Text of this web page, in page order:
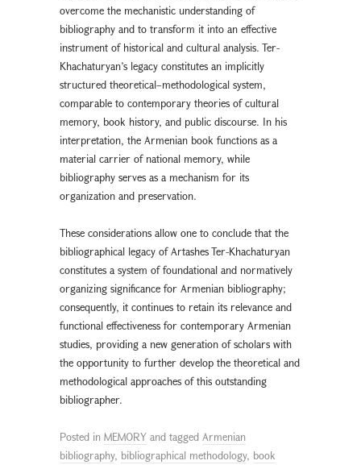
overcome the mechanistic understanding of
bibliography and to transform it into an effective
instrument of historical and cultural analysis. Ter-
Khachaturyan’s legacy constitutes an implicitly
structured theoretical–methodological system,
comparable to contemporary theories of cultural
memory, book history, and public discourse. In his
interpretation, the Armenian book functions as a
material carrier of national memory, while
bibliography serves as a mechanism for its
organization and preservation.
These considerations allow one to conclude that the
bibliographical legacy of Artashes Ter-Khachaturyan
constitutes a system of foundational and normatively
organizing significance for Armenian bibliography;
consequently, it continues to retain its relevance and
functional effectiveness for contemporary Armenian
studies, providing a new generation of scholars with
the opportunity to further develop the theoretical and
methodological approaches of this outstanding
bibliographer.
Posted in MEMORY and tagged Armenian
bibliography, bibliographical methodology, book